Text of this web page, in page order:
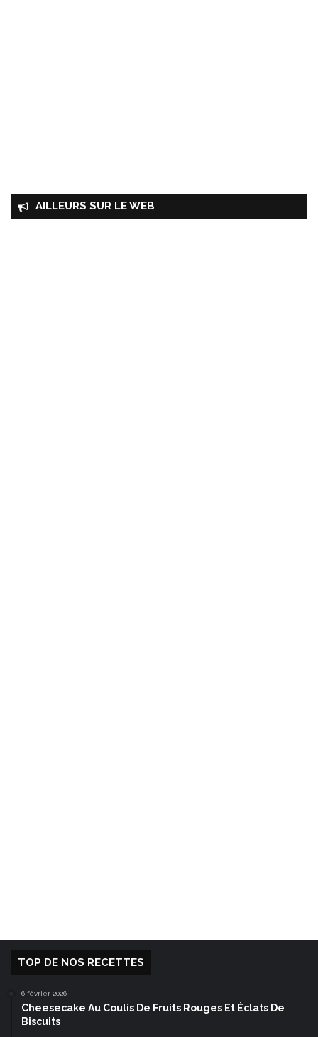
AILLEURS SUR LE WEB
TOP DE NOS RECETTES
6 février 2026
Cheesecake Au Coulis De Fruits Rouges Et Éclats De
Biscuits